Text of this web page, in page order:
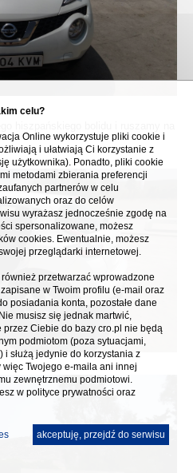
celu?
Online wykorzystuje pliki cookie i
i ułatwiają Ci korzystanie z
użytkownika). Ponadto, pliki cookie
metodami zbierania preferencji
partnerów w celu
oraz do celów
wyrażasz jednocześnie zgodę na
spersonalizowane, możesz
cookies. Ewentualnie, możesz
przeglądarki internetowej.
przetwarzać wprowadzone
w Twoim profilu (e-mail oraz
posiadania konta, pozostałe dane
musisz się jednak martwić,
Ciebie do bazy cro.pl nie będą
podmiotom (poza sytuacjami,
służą jedynie do korzystania z
Twojego e-maila ani innej
zewnętrznemu podmiotowi.
w polityce prywatności oraz
akceptuję, przejdź do serwisu